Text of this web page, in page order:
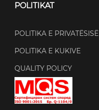
POLITIKAT
POLITIKA E PRIVATËSISË
POLITIKA E KUKIVE
QUALITY POLICY